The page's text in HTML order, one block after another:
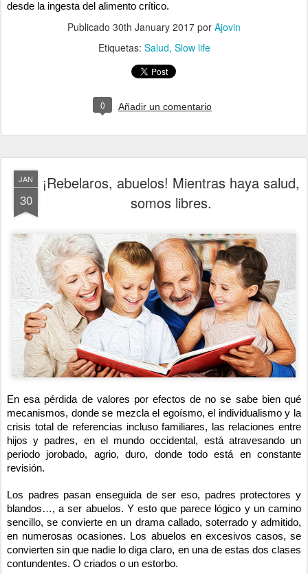
desde la ingesta del alimento crítico.
Publicado 30th January 2017 por Ajovin
Etiquetas: Salud Slow life
0 Añadir un comentario
JAN
30
¡Rebelaros, abuelos! Mientras haya salud,
somos libres.
En esa pérdida de valores por efectos de no se sabe bien qué
mecanismos, donde se mezcla el egoísmo, el individualismo y la
crisis total de referencias incluso familiares, las relaciones entre
hijos y padres, en el mundo occidental, está atravesando un
periodo jorobado, agrio, duro, donde todo está en constante
revisión.
Los padres pasan enseguida de ser eso, padres protectores y
blandos…, a ser abuelos. Y esto que parece lógico y un camino
sencillo, se convierte en un drama callado, soterrado y admitido,
en numerosas ocasiones. Los abuelos en excesivos casos, se
convierten sin que nadie lo diga claro, en una de estas dos clases
contundentes. O criados o un estorbo.